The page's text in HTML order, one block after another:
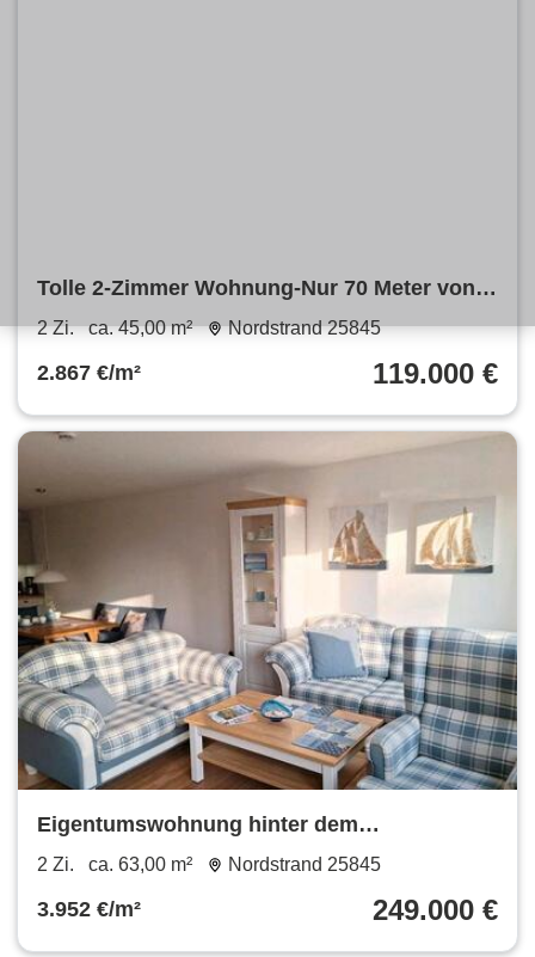
Tolle 2-Zimmer Wohnung-Nur 70 Meter von
der Nordsee entfernt
2 Zi. ca. 45,00 m² Nordstrand 25845
2.867 €/m² 119.000 €
Eigentumswohnung hinter dem
Nordseedeich - Ferien und Wohnen
2 Zi. ca. 63,00 m² Nordstrand 25845
3.952 €/m² 249.000 €